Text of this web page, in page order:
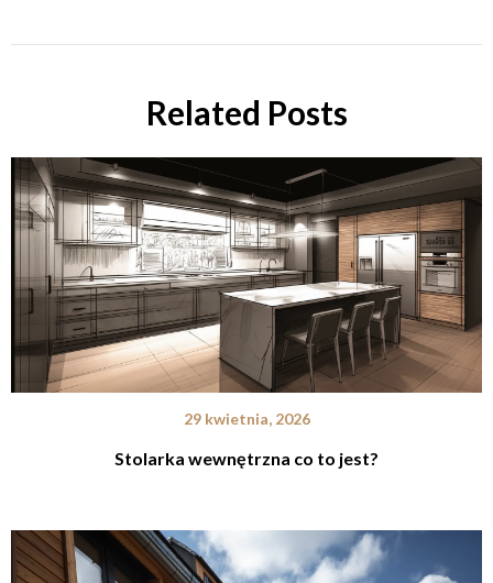
Related Posts
29 kwietnia, 2026
Stolarka wewnętrzna co to jest?